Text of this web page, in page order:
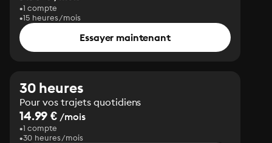
1 compte
15 heures/mois
Essayer maintenant
30 heures
Pour vos trajets quotidiens
14.99 € /mois
1 compte
30 heures/mois